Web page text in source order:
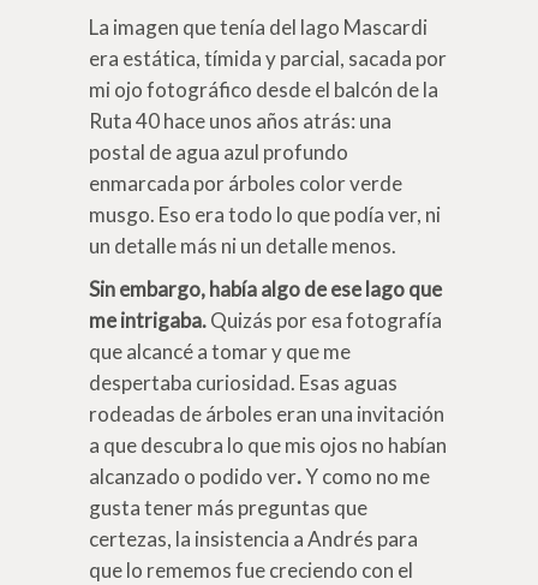
La imagen que tenía del lago Mascardi
era estática, tímida y parcial, sacada por
mi ojo fotográfico desde el balcón de la
Ruta 40 hace unos años atrás: una
postal de agua azul profundo
enmarcada por árboles color verde
musgo. Eso era todo lo que podía ver, ni
un detalle más ni un detalle menos.
Sin embargo, había algo de ese lago que
me intrigaba.Quizás por esa fotografía
que alcancé a tomar y que me
despertaba curiosidad. Esas aguas
rodeadas de árboles eran una invitación
a que descubra lo que mis ojos no habían
alcanzado o podido ver.Y como no me
gusta tener más preguntas que
certezas, la insistencia a Andrés para
que lo rememos fue creciendo con el